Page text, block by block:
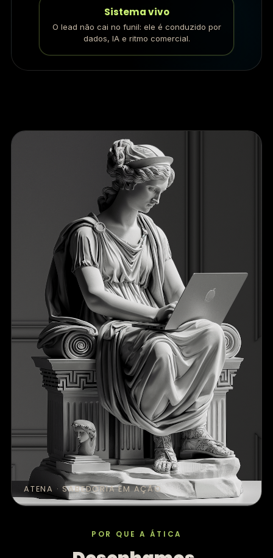
Sistema vivo
O lead não cai no funil: ele é conduzido por
dados, IA e ritmo comercial.
ATENA · SABEDORIA EM AÇÃO
POR QUE A ÁTICA